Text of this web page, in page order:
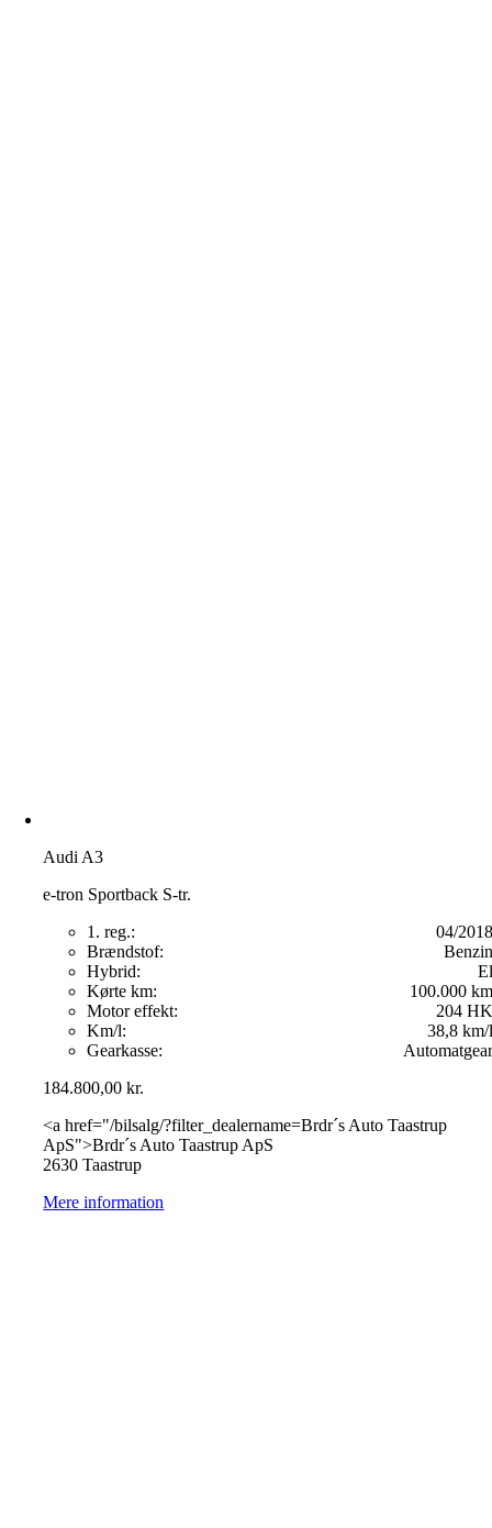
Audi A3
e-tron Sportback S-tr.
1. reg.:
04/2018
Brændstof:
Benzin
Hybrid:
El
Kørte km:
100.000 km
Motor effekt:
204 HK
Km/l:
38,8 km/l
Gearkasse:
Automatgear
184.800,00kr.
<a href="/bilsalg/?filter_dealername=Brdr´s Auto Taastrup
ApS">Brdr´s Auto Taastrup ApS
2630 Taastrup
Mere information